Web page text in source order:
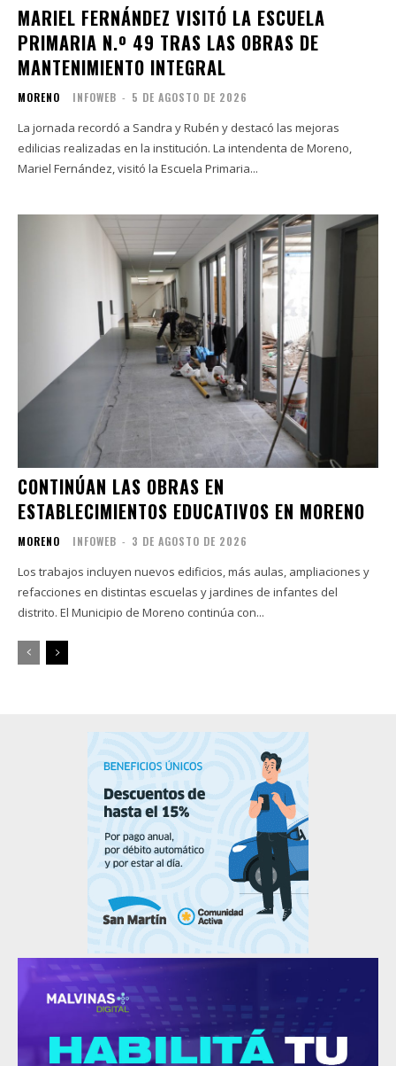
MARIEL FERNÁNDEZ VISITÓ LA ESCUELA
PRIMARIA N.º 49 TRAS LAS OBRAS DE
MANTENIMIENTO INTEGRAL
MORENO INFOWEB - 5 DE AGOSTO DE 2026
La jornada recordó a Sandra y Rubén y destacó las mejoras
edilicias realizadas en la institución. La intendenta de Moreno,
Mariel Fernández, visitó la Escuela Primaria...
CONTINÚAN LAS OBRAS EN
ESTABLECIMIENTOS EDUCATIVOS EN MORENO
MORENO INFOWEB - 3 DE AGOSTO DE 2026
Los trabajos incluyen nuevos edificios, más aulas, ampliaciones y
refacciones en distintas escuelas y jardines de infantes del
distrito. El Municipio de Moreno continúa con...